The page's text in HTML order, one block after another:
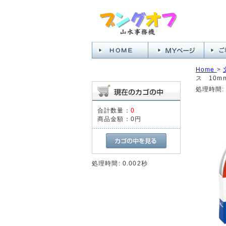
合計数量： 0
商品金額： 0円
処理時間: 0.002秒
Home >
ス
処理時間